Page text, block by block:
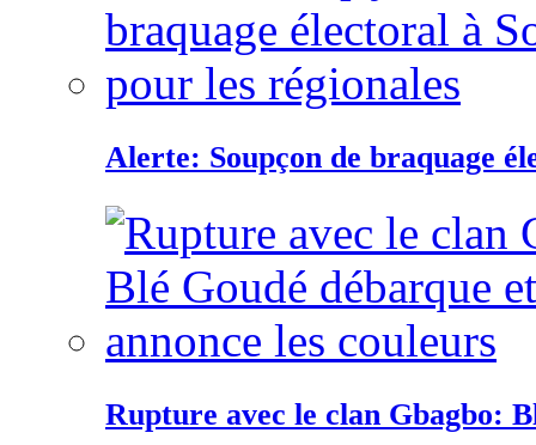
Alerte: Soupçon de braquage
Rupture avec le clan Gbagbo: